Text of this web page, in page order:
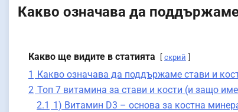
Какво означава да
Какво ще видите в статията скрий
1
Какво означава да поддържаме стави и
2 Топ 7 витамина за стави и кости (и защо
2.1 1) Витамин D3 – основа за костна